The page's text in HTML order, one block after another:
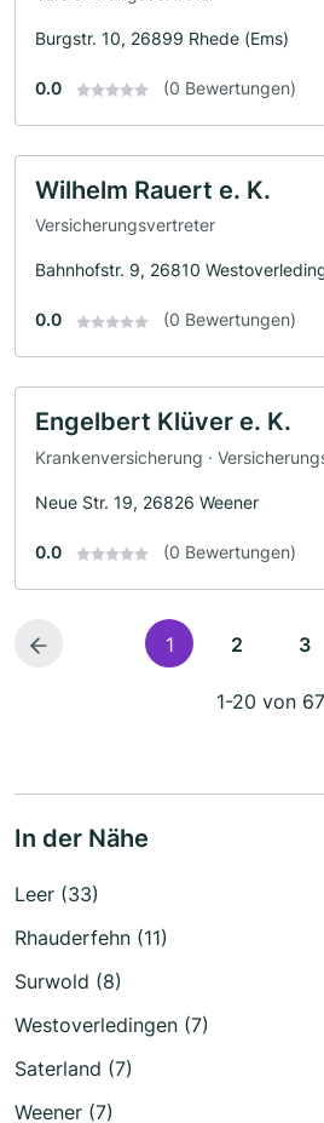
Burgstr. 10, 26899 Rhede (Ems)
0.0 (0 Bewertungen)
Wilhelm Rauert e. K.
Versicherungsvertreter
Bahnhofstr. 9, 26810
0.0 (0 Bewertungen)
Engelbert Klüver e. K.
Krankenversicherung ·
Neue Str. 19, 26826 Weener
0.0 (0 Bewertungen)
1 2 3
1-20 von 67
In der Nähe
Leer (33)
Rhauderfehn (11)
Surwold (8)
Westoverledingen (7)
Saterland (7)
Weener (7)